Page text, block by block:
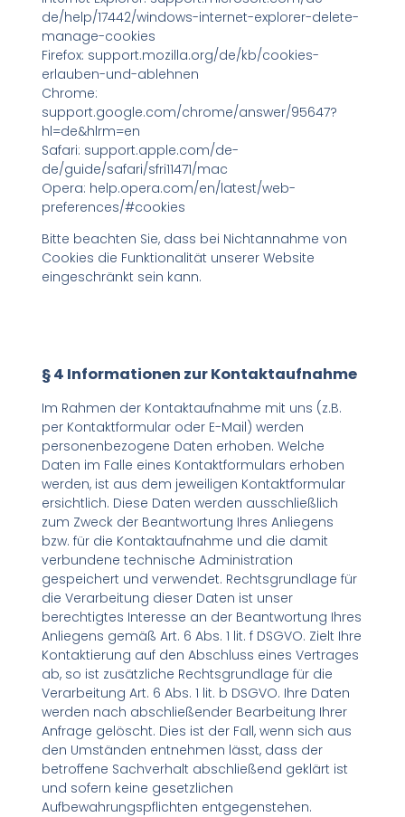
de/help/17442/windows-internet-explorer-delete-
manage-cookies
Firefox: support.mozilla.org/de/kb/cookies-
erlauben-und-ablehnen
Chrome:
support.google.com/chrome/answer/95647?
hl=de&hlrm=en
Safari: support.apple.com/de-
de/guide/safari/sfri11471/mac
Opera: help.opera.com/en/latest/web-
preferences/#cookies
Bitte beachten Sie, dass bei Nichtannahme von
Cookies die Funktionalität unserer Website
eingeschränkt sein kann.
§ 4 Informationen zur Kontaktaufnahme
Im Rahmen der Kontaktaufnahme mit uns (z.B.
per Kontaktformular oder E-Mail) werden
personenbezogene Daten erhoben. Welche
Daten im Falle eines Kontaktformulars erhoben
werden, ist aus dem jeweiligen Kontaktformular
ersichtlich. Diese Daten werden ausschließlich
zum Zweck der Beantwortung Ihres Anliegens
bzw. für die Kontaktaufnahme und die damit
verbundene technische Administration
gespeichert und verwendet. Rechtsgrundlage für
die Verarbeitung dieser Daten ist unser
berechtigtes Interesse an der Beantwortung Ihres
Anliegens gemäß Art. 6 Abs. 1 lit. f DSGVO. Zielt Ihre
Kontaktierung auf den Abschluss eines Vertrages
ab, so ist zusätzliche Rechtsgrundlage für die
Verarbeitung Art. 6 Abs. 1 lit. b DSGVO. Ihre Daten
werden nach abschließender Bearbeitung Ihrer
Anfrage gelöscht. Dies ist der Fall, wenn sich aus
den Umständen entnehmen lässt, dass der
betroffene Sachverhalt abschließend geklärt ist
und sofern keine gesetzlichen
Aufbewahrungspflichten entgegenstehen.